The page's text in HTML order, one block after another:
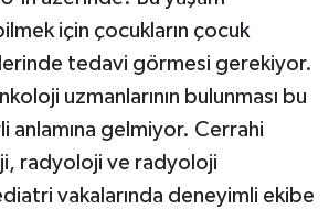
için çocukların çocuk
tedavi görmesi gerekiyor.
uzmanlarının bulunması bu
anlamına gelmiyor. Cerrahi
radyoloji ve radyoloji
vakalarında deneyimli ekibe